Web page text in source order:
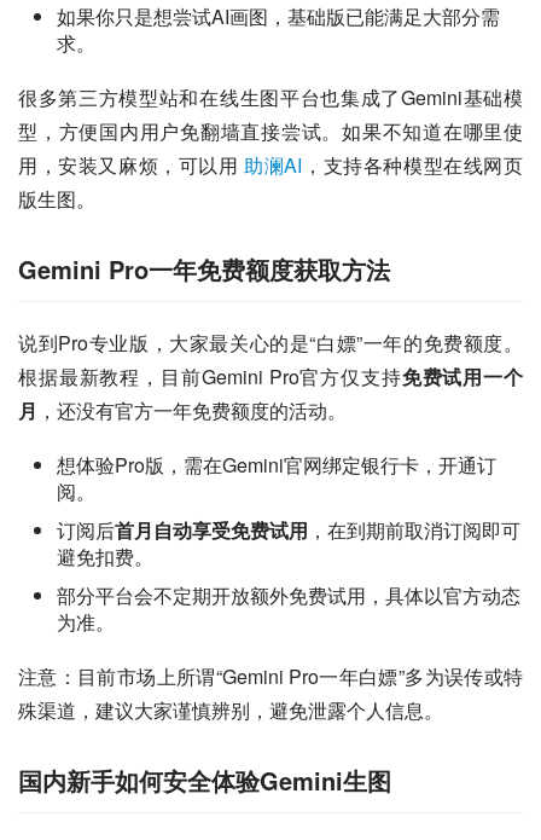
如果你只是想尝试AI画图，基础版已能满足大部分需
求。
很多第三方模型站和在线生图平台也集成了Gemini基础模
型，方便国内用户免翻墙直接尝试。如果不知道在哪里使
用，安装又麻烦，可以用 助澜AI ，支持各种模型在线网页
版生图。
Gemini Pro一年免费额度获取方法
说到Pro专业版，大家最关心的是“白嫖”一年的免费额度。
根据最新教程，目前Gemini Pro官方仅支持免费试用一个
月 ，还没有官方一年免费额度的活动。
想体验Pro版，需在Gemini官网绑定银行卡，开通订
阅。
订阅后首月自动享受免费试用 ，在到期前取消订阅即可
避免扣费。
部分平台会不定期开放额外免费试用，具体以官方动态
为准。
注意：目前市场上所谓“Gemini Pro一年白嫖”多为误传或特
殊渠道，建议大家谨慎辨别，避免泄露个人信息。
国内新手如何安全体验Gemini生图